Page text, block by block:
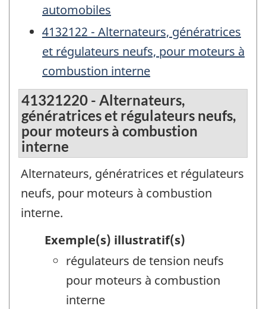
automobiles
4132122 - Alternateurs, génératrices
et régulateurs neufs, pour moteurs à
combustion interne
41321220 - Alternateurs,
génératrices et régulateurs neufs,
pour moteurs à combustion
interne
Alternateurs, génératrices et régulateurs
neufs, pour moteurs à combustion
interne.
Exemple(s) illustratif(s)
régulateurs de tension neufs
pour moteurs à combustion
interne